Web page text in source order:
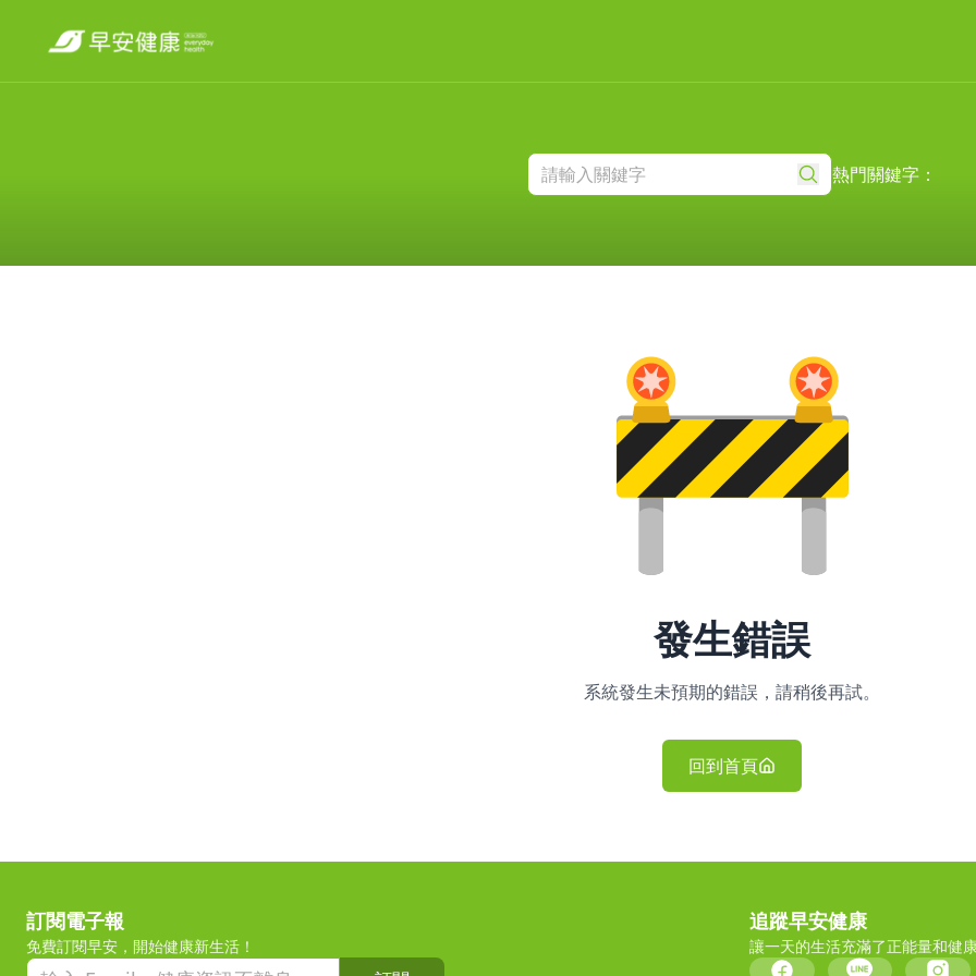
熱門關鍵字：
發生錯誤
系統發生未預期的錯誤，請稍後再試。
回到首頁
訂閱電子報
免費訂閱早安，開始健康新生活！
追蹤早安健康
讓一天的生活充滿了正能量和健